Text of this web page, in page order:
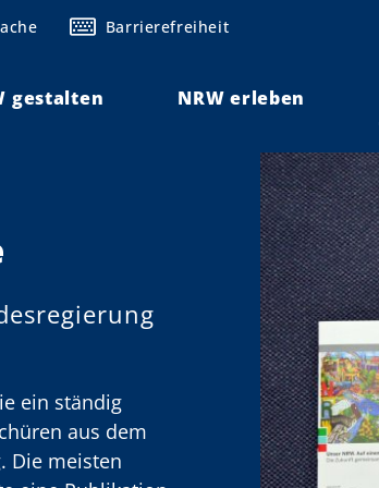
Barrierefreiheit
gestalten NRW erleben
ein ständig
aus dem
Die meisten